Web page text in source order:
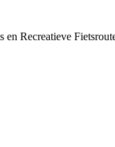
Recreatieve